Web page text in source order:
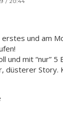
erstes und am
und mit “nur”
düsterer Story.